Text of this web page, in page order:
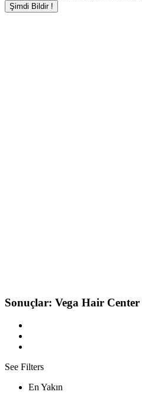
Şimdi Bildir !
Sonuçlar: Vega Hair Center
See Filters
En Yakın